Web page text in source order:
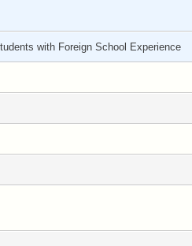
with Foreign School Experience